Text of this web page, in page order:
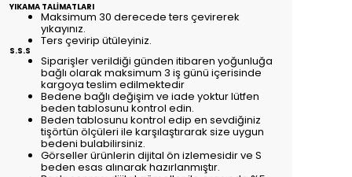
YIKAMA TALİMATLARI
Maksimum 30 derecede ters çevirerek
yıkayınız.
Ters çevirip ütüleyiniz.
S.S.S
Siparişler verildiği günden itibaren yoğunluğa
bağlı olarak maksimum 3 iş günü içerisinde
kargoya teslim edilmektedir
Bedene bağlı değişim ve iade yoktur lütfen
beden tablosunu kontrol edin.
Beden tablosunu kontrol edip en sevdiğiniz
tişörtün ölçüleri ile karşılaştırarak size uygun
bedeni bulabilirsiniz.
Görseller ürünlerin dijital ön izlemesidir ve S
beden esas alınarak hazırlanmıştır.